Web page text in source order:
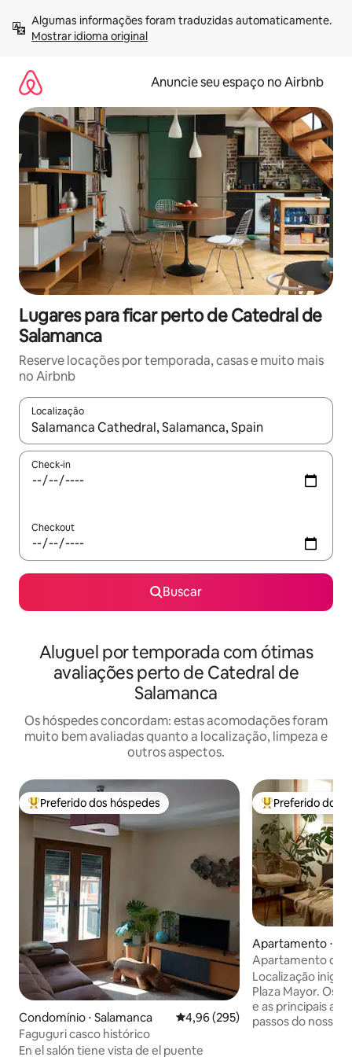
para
Mostrar idioma original
Anuncie seu espaço no Airbnb
Lugares para ficar perto de Catedral de
Salamanca
Reserve locações por temporada, casas e muito mais
no Airbnb
Localização
Quando os resultados estiverem disponíveis, explore-os
Check-in
Checkout
Buscar
Aluguel por temporada com ótimas
avaliações perto de Catedral de
Salamanca
Os hóspedes concordam: estas acomodações foram
muito bem avaliadas quanto a localização, limpeza e
outros aspectos.
Entre os melhores preferidos dos hóspedes
Preferido dos hóspedes
Condomínio ⋅ Salamanca 4,96 de uma avaliação média de
4,96 (295)
Faguguri casco histórico
En el salón tiene vista de el puente
Entre os
Preferido dos
Apartamento ⋅
Apartamento de
no centro
Localização
Plaza Mayor. Os
e as principais
passos do nosso